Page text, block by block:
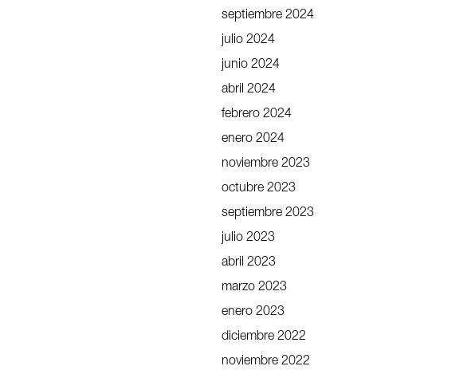
septiembre 2024
julio 2024
junio 2024
abril 2024
febrero 2024
enero 2024
noviembre 2023
octubre 2023
septiembre 2023
julio 2023
abril 2023
marzo 2023
enero 2023
diciembre 2022
noviembre 2022